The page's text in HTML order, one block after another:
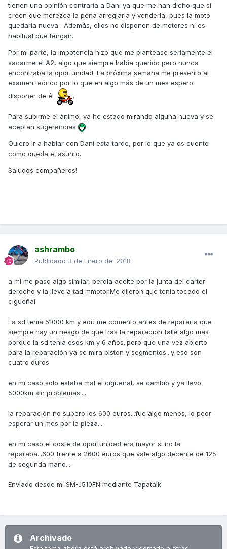
tienen una opinión contraria a Dani ya que me han dicho que sí
creen que merezca la pena arreglarla y venderla, pues la moto
quedaría nueva. Además, ellos no disponen de motores ni es
habitual que tengan.
Por mi parte, la impotencia hizo que me plantease seriamente el
sacarme el A2, algo que siempre había querido pero nunca
encontraba la oportunidad. La próxima semana me presento al
examen teórico por lo que en algo más de un mes espero
disponer de él
.
Para subirme el ánimo, ya he estado mirando alguna nueva y se
aceptan sugerencias
Quiero ir a hablar con Dani esta tarde, por lo que ya os cuento
como queda el asunto.
Saludos compañeros!
ashrambo
Publicado 3 de Enero del 2018
a mi me paso algo similar, perdia aceite por la junta del carter
derecho y la lleve a tad mmotor.Me dijeron que tenia tocado el
cigueñal.
La sd tenia 51000 km y edu me comento antes de repararla que
siempre hay un riesgo de que tras la reparacion falle algo mas
porque la sd tenia esos km y 6 años..pero que una vez abierto
para la reparación ya se mira piston y segmentos...y eso son
cuatro duros
en mi caso solo estaba mal el cigueñal, se cambio y ya llevo
5000km sin problemas....
la reparación no supero los 600 euros...fue algo menos, lo peor
esperar un mes por la pieza...
en mi caso el coste de oportunidad era mayor si no la
reparaba...600 frente a 2600 euros que vale algo decente de 125
de segunda mano...
Enviado desde mi SM-J510FN mediante Tapatalk
Archivado